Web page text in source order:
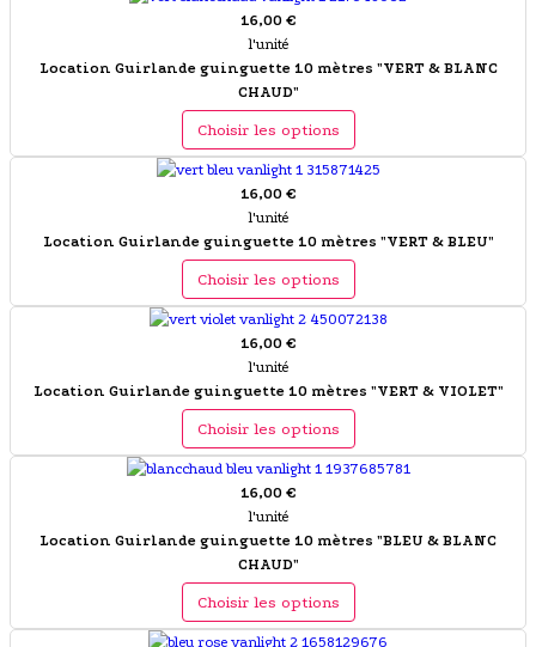
16,00 €
l'unité
Location Guirlande guinguette 10 mètres "VERT & BLANC
CHAUD"
Choisir les options
16,00 €
l'unité
Location Guirlande guinguette 10 mètres "VERT & BLEU"
Choisir les options
16,00 €
l'unité
Location Guirlande guinguette 10 mètres "VERT & VIOLET"
Choisir les options
16,00 €
l'unité
Location Guirlande guinguette 10 mètres "BLEU & BLANC
CHAUD"
Choisir les options